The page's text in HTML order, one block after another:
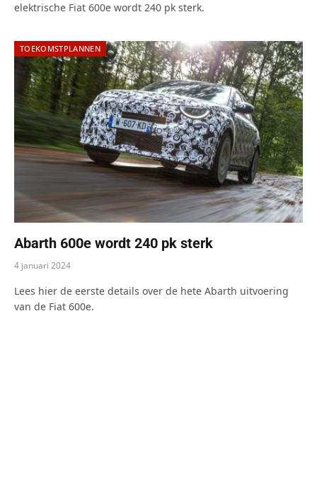
elektrische Fiat 600e wordt 240 pk sterk.
TOEKOMSTPLANNEN
Abarth 600e wordt 240 pk sterk
4 januari 2024
Lees hier de eerste details over de hete Abarth uitvoering
van de Fiat 600e.